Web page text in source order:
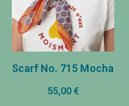
Scarf No. 715 Mocha
55,00 €